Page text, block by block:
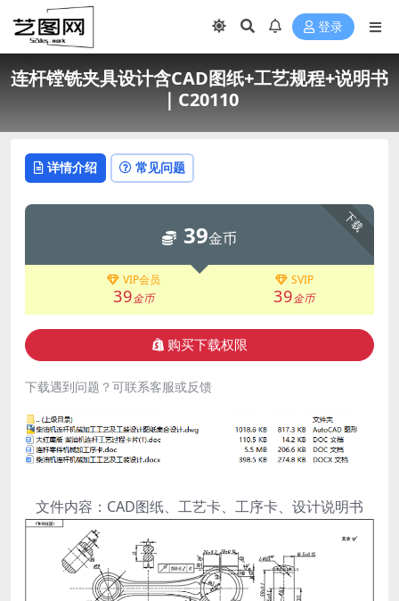
登录
连杆镗铣夹具设计含CAD图纸+工艺规程+说明书
｜C20110
详情介绍 常见问题
下载
39金币
VIP会员
39金币
SVIP
39金币
购买下载权限
下载遇到问题？可联系客服或反馈
文件内容：CAD图纸、工艺卡、工序卡、设计说明书